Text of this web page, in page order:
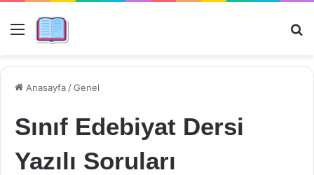
Menü
Anasayfa /Genel
Sınıf Edebiyat Dersi
Yazılı Soruları